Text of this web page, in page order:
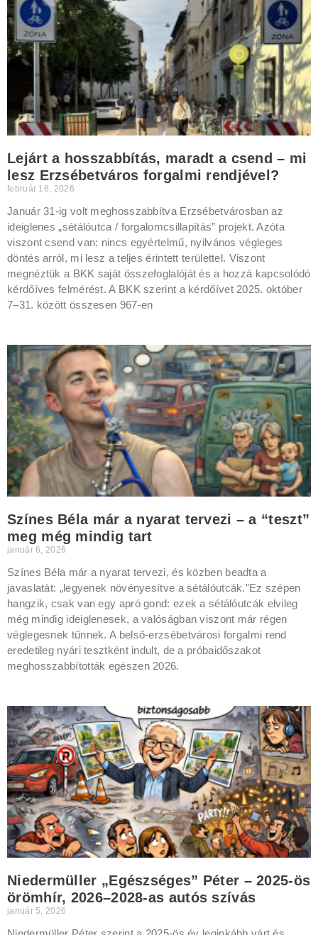
Lejárt a hosszabbítás, maradt a csend – mi
lesz Erzsébetváros forgalmi rendjével?
február 16, 2026
Január 31-ig volt meghosszabbítva Erzsébetvárosban az
ideiglenes „sétálóutca / forgalomcsillapítás” projekt. Azóta
viszont csend van: nincs egyértelmű, nyilvános végleges
döntés arról, mi lesz a teljes érintett területtel. Viszont
megnéztük a BKK saját összefoglalóját és a hozzá kapcsolódó
kérdőíves felmérést. A BKK szerint a kérdőívet 2025. október
7–31. között összesen 967-en
Színes Béla már a nyarat tervezi – a “teszt”
meg még mindig tart
január 6, 2026
Színes Béla már a nyarat tervezi, és közben beadta a
javaslatát: „legyenek növényesítve a sétálóutcák.”Ez szépen
hangzik, csak van egy apró gond: ezek a sétálóutcák elvileg
még mindig ideiglenesek, a valóságban viszont már régen
véglegesnek tűnnek. A belső-erzsébetvárosi forgalmi rend
eredetileg nyári tesztként indult, de a próbaidőszakot
meghosszabbították egészen 2026.
Niedermüller „Egészséges” Péter – 2025-ös
örömhír, 2026–2028-as autós szívás
január 5, 2026